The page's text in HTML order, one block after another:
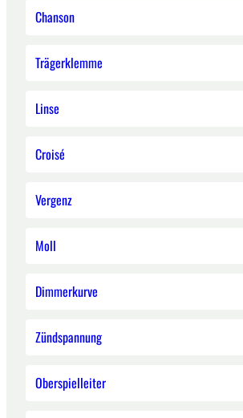
Chanson
Trägerklemme
Linse
Croisé
Vergenz
Moll
Dimmerkurve
Zündspannung
Oberspielleiter